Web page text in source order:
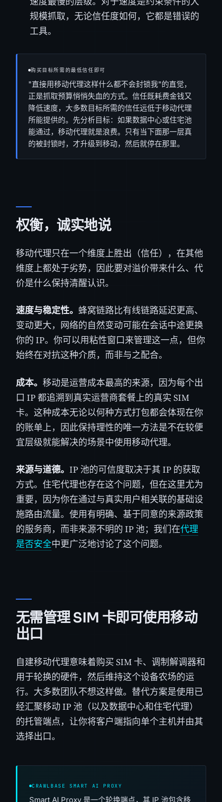
规模抓取，无论信任度如何，它都是错误的
工具。
购买目标所需的最低信任即可
"直接用移动代理这样什么都不会封锁我"的直觉，
正是抓取预算悄悄失血的方式。信任既耗费金钱又
降低速度，大多数目标所需的信任远低于移动代理
所能提供的。先分析目标：如果数据中心或住宅池
能通过，移动代理就是浪费。只有当下面那一层真
的被封锁时，才升级到移动，然后就停在那里。
权衡，诚实地说
移动代理只在一个维度上胜出（信任），在其他
维度上都处于劣势，因此要对溢价带来什么、代
价是什么保持清醒认识。
速度与稳定性。 蜂窝链路比有线链路延迟更高、
变动更大，网络的自然变动可能在会话中途更换
你的 IP。你可以用粘性窗口来管理这一点，但你
始终在对抗这种介质，而非与之配合。
成本。 移动是运营成本最高的来源，因为每个出
口 IP 都追溯到真实运营商套餐上的真实 SIM
卡。这种成本无论以何种方式打包都会体现在你
的账单上，因此保持理性的唯一方法是不在较便
宜层级就能解决的场景中使用移动代理。
来源与道德。 IP 池的可信度取决于其 IP 的获取
方式。住宅代理也存在这个问题，但在这里尤为
重要，因为你在通过与真实用户相关联的基础设
施路由流量。使用有明确、基于同意的来源政策
的服务商，而非来源不明的 IP 池；我们在代理
是否安全中更广泛地讨论了这个问题。
无需管理 SIM 卡即可使用移动
出口
自建移动代理意味着购买 SIM 卡、调制解调器和
用于轮换的硬件，然后维持这个设备农场的运
行。大多数团队不想这样做。替代方案是使用已
经汇聚移动 IP 池（以及数据中心和住宅代理）
的托管端点，让你将客户端指向单个主机并由其
选择出口。
CRAWLBASE SMART AI PROXY
Smart AI Proxy 是一个轮换端点，其 IP 池包含移